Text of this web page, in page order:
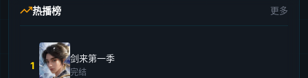
热播榜 更多
1
剑来第一季
完结